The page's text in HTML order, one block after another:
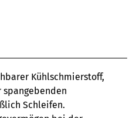
Kühlschmierstoff,
Schleifen.